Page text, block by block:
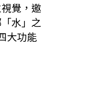
覺，邀
水」之
大功能